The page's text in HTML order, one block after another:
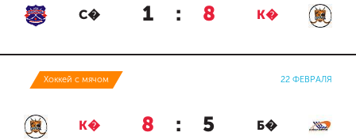
С� 1 : 8 К�
Хоккей с мячом 22 ФЕВРАЛЯ
К� 8 : 5 Б�